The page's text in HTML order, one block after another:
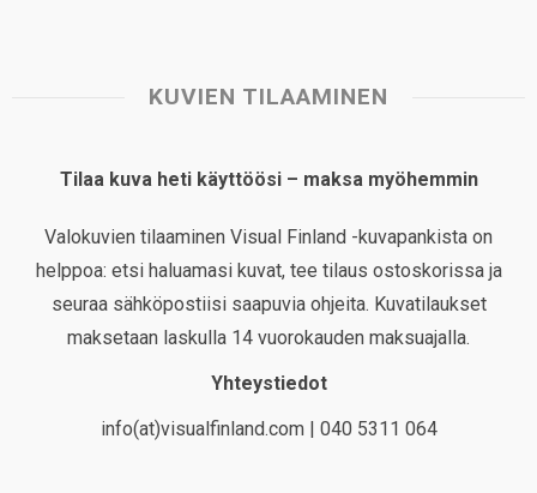
KUVIEN TILAAMINEN
Tilaa kuva heti käyttöösi – maksa myöhemmin
Valokuvien tilaaminen Visual Finland -kuvapankista on
helppoa: etsi haluamasi kuvat, tee tilaus ostoskorissa ja
seuraa sähköpostiisi saapuvia ohjeita. Kuvatilaukset
maksetaan laskulla 14 vuorokauden maksuajalla.
Yhteystiedot
info(at)visualfinland.com | 040 5311 064